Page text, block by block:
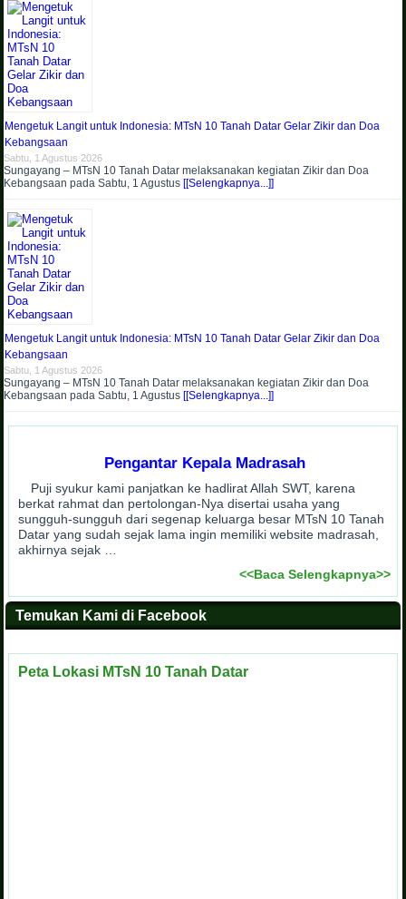
Mengetuk Langit untuk Indonesia: MTsN 10 Tanah Datar Gelar Zikir dan Doa
Kebangsaan
Sabtu, 1 Agustus 2026
Sungayang – MTsN 10 Tanah Datar melaksanakan kegiatan Zikir dan Doa
Kebangsaan pada Sabtu, 1 Agustus [[Selengkapnya...]]
Mengetuk Langit untuk Indonesia: MTsN 10 Tanah Datar Gelar Zikir dan Doa
Kebangsaan
Sabtu, 1 Agustus 2026
Sungayang – MTsN 10 Tanah Datar melaksanakan kegiatan Zikir dan Doa
Kebangsaan pada Sabtu, 1 Agustus [[Selengkapnya...]]
Pengantar Kepala Madrasah
Puji syukur kami panjatkan ke hadlirat Allah SWT, karena
berkat rahmat dan pertolongan-Nya disertai usaha yang
sungguh-sungguh dari segenap keluarga besar MTsN 10 Tanah
Datar yang sudah sejak lama ingin memiliki website madrasah,
akhirnya sejak …
<<Baca Selengkapnya>>
Temukan Kami di Facebook
Peta Lokasi MTsN 10 Tanah Datar